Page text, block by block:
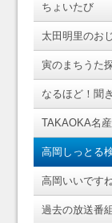
ちょいたび
太田明里のお
寅のまちうた
なるほど！聞
TAKAOKA名
高岡しっとる
高岡いいです
過去の放送番組